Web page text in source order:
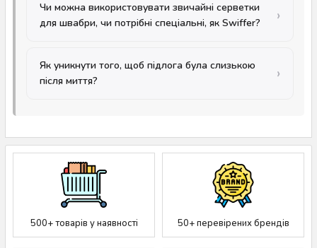
Чи можна використовувати звичайні серветки
для швабри, чи потрібні спеціальні, як Swiffer?
Як уникнути того, щоб підлога була слизькою
після миття?
500+ товарів у наявності 50+ перевірених брендів